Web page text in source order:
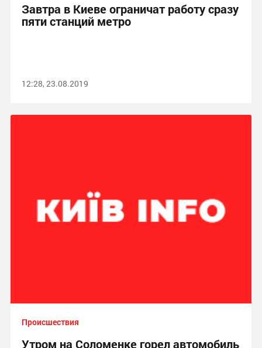
Завтра в Киеве ограничат работу сразу
пяти станций метро
12:28, 23.08.2019
Происшествия
Утром на Соломенке горел автомобиль